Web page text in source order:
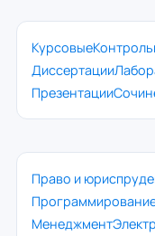
Курсовые
Диссертации
Презентации
Право и
Менеджмент